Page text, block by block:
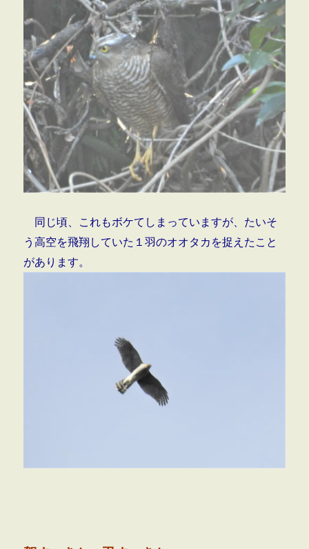
同じ頃、これもボケてしまっていますが、たいそ
う高空を飛翔していた１羽のオオタカを捉えたこと
があります。